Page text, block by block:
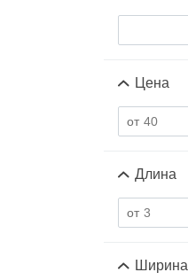
Цена
Длина
Ширина